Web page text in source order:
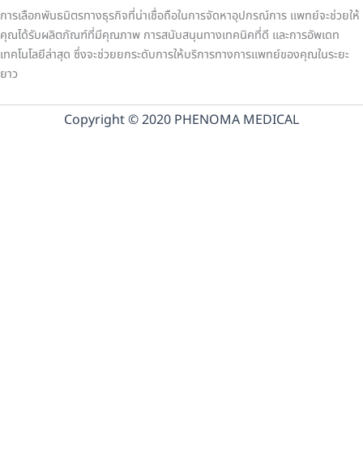
การเลือกพันธมิตรทางธุรกิจที่น่าเชื่อถือในการจัดหาอุปกรณ์การ แพทย์จะช่วยให้
คุณได้รับผลิตภัณฑ์ที่มีคุณภาพ การสนับสนุนทางเทคนิคที่ดี และการอัพเดท
เทคโนโลยีล่าสุด ซึ่งจะช่วยยกระดับการให้บริการทางการแพทย์ของคุณในระยะ
ยาว
Copyright © 2020 PHENOMA MEDICAL